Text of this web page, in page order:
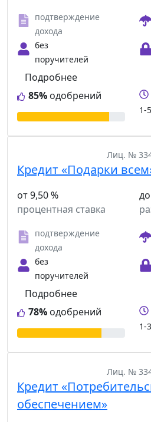
подтверждение
дохода
без
поручителей
85% одобрений
Подробнее
1-
Лиц. №
Кредит «Подарки
от 9,50 %
процентная ставка
подтверждение
дохода
без
поручителей
78% одобрений
Подробнее
1-
Лиц. №
Кредит
обеспечением»